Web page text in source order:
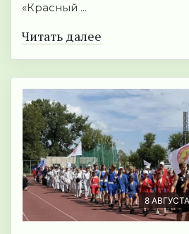
«Красный ...
Читать далее
8